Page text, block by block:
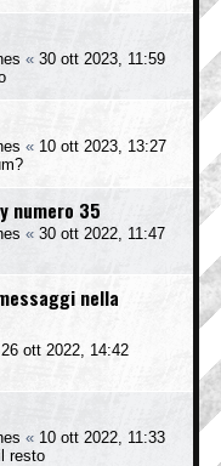
« 30 ott 2023, 11:59
« 10 ott 2023, 13:27
numero 35
« 30 ott 2022, 11:47
nella
26 ott 2022, 14:42
« 10 ott 2022, 11:33
resto